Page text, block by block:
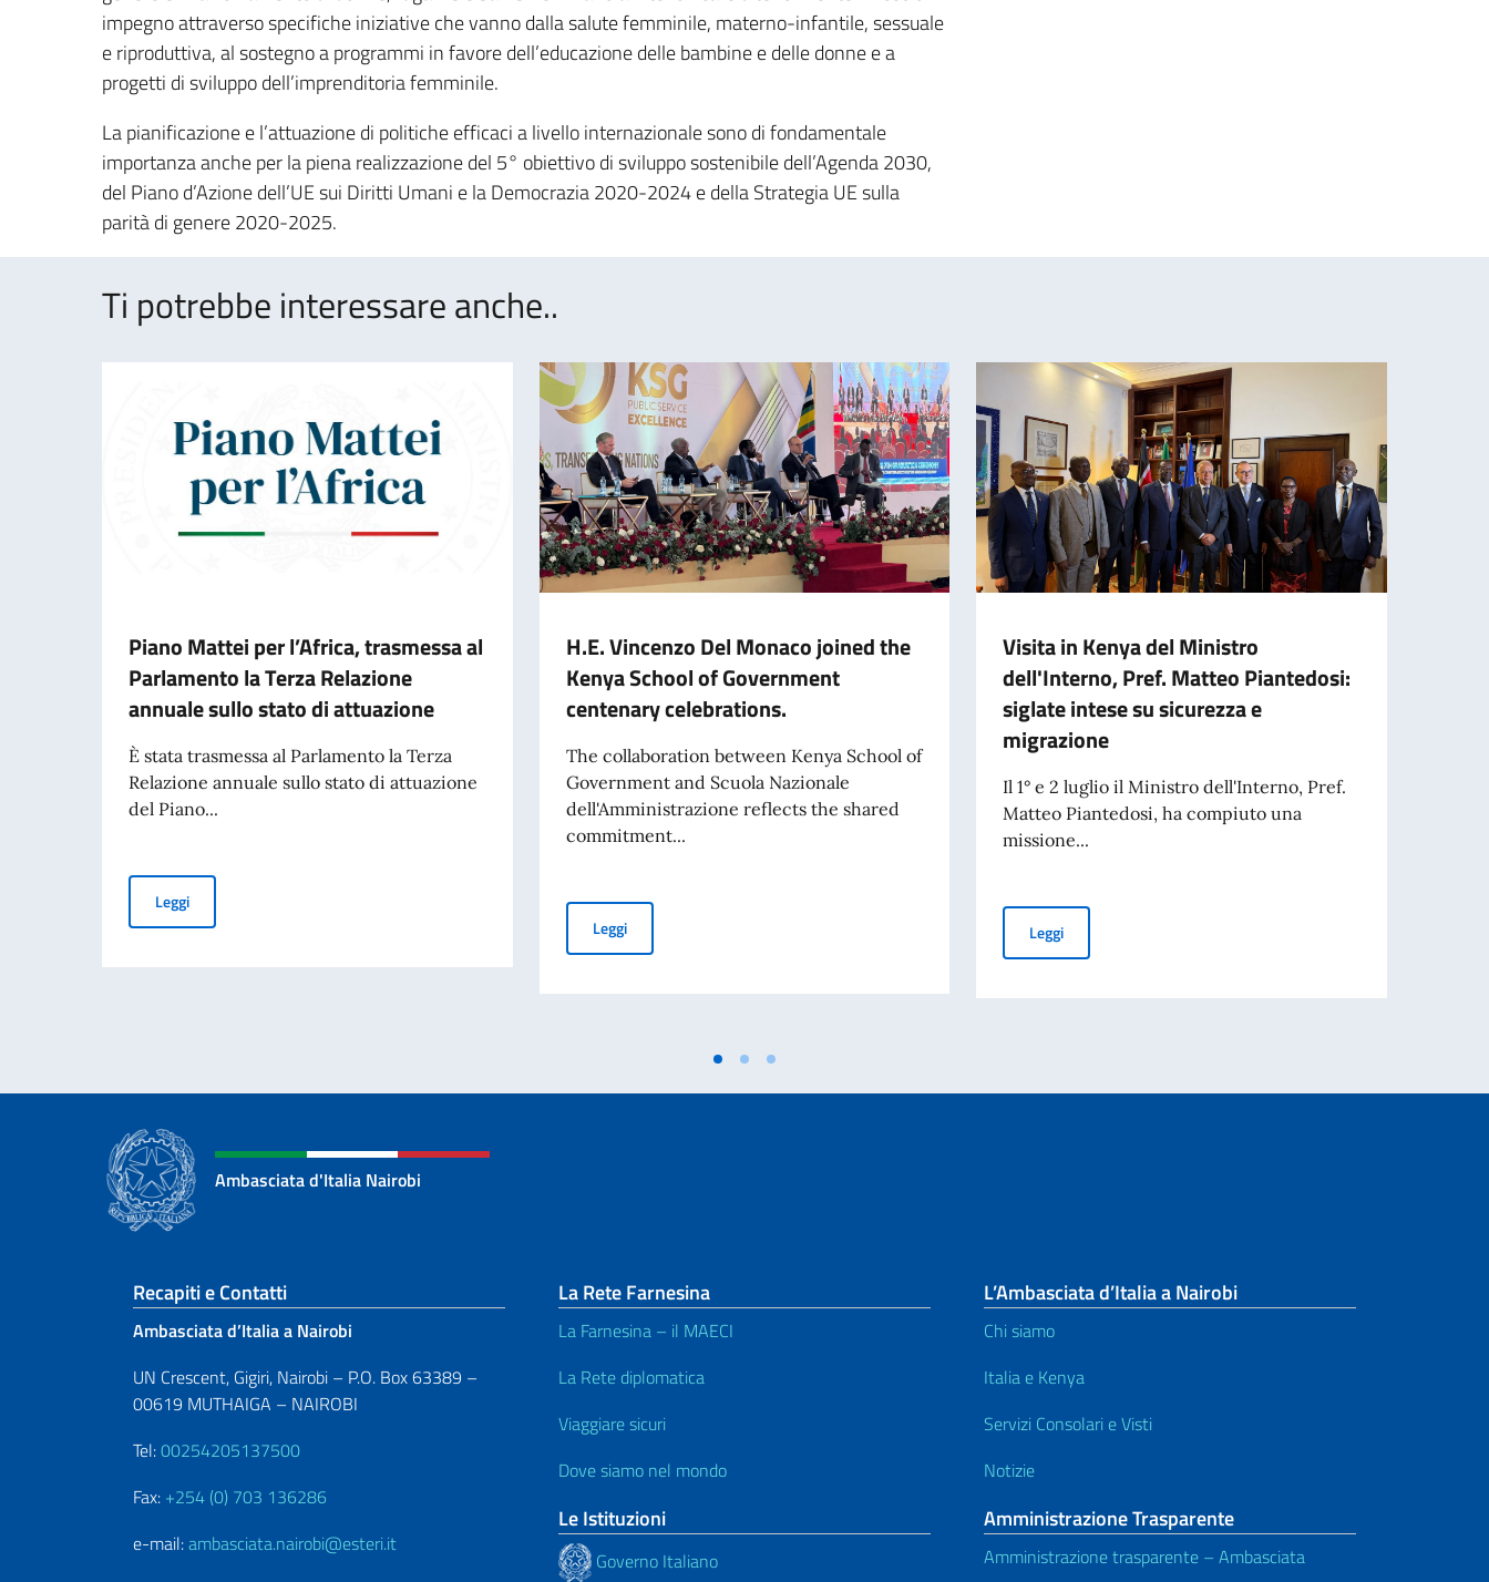
impegno attraverso specifiche iniziative che vanno dalla salute femminile, materno-infantile, sessuale
e riproduttiva, al sostegno a programmi in favore dell’educazione delle bambine e delle donne e a
progetti di sviluppo dell’imprenditoria femminile.
La pianificazione e l’attuazione di politiche efficaci a livello internazionale sono di fondamentale
importanza anche per la piena realizzazione del 5° obiettivo di sviluppo sostenibile dell’Agenda 2030,
del Piano d’Azione dell’UE sui Diritti Umani e la Democrazia 2020-2024 e della Strategia UE sulla
parità di genere 2020-2025.
Ti potrebbe interessare anche..
Piano Mattei per l’Africa, trasmessa al
Parlamento la Terza Relazione
annuale sullo stato di attuazione
È stata trasmessa al Parlamento la Terza
Relazione annuale sullo stato di attuazione
del Piano...
LeggiPiano Mattei per l’Africa, trasmessa al Parlamento la Terza Relazione annuale sullo stato di attuazione
H.E. Vincenzo Del Monaco joined the
Kenya School of Government
centenary celebrations.
The collaboration between Kenya School of
Government and Scuola Nazionale
dell'Amministrazione reflects the shared
commitment...
LeggiH.E. Vincenzo Del Monaco joined the Kenya School of Government centenary celebrations.
Visita in Kenya del Ministro
dell'Interno, Pref. Matteo Piantedosi:
siglate intese su sicurezza e
migrazione
Il 1° e 2 luglio il Ministro dell'Interno, Pref.
Matteo Piantedosi, ha compiuto una
missione...
LeggiVisita in Kenya del Ministro dell'Interno, Pref. Matteo
Ambasciata d'Italia Nairobi
Sezione footer
Recapiti e Contatti
Ambasciata d’Italia a Nairobi
UN Crescent, Gigiri, Nairobi – P.O. Box 63389 –
00619 MUTHAIGA – NAIROBI
Tel:00254205137500
Fax: +254 (0) 703 136286
e-mail:ambasciata.nairobi@esteri.it
La Rete Farnesina
La Farnesina – il MAECI
La Rete diplomatica
Viaggiare sicuri
Dove siamo nel mondo
Le Istituzioni
Governo Italiano
L’Ambasciata d’Italia a Nairobi
Chi siamo
Italia e Kenya
Servizi Consolari e Visti
Notizie
Amministrazione Trasparente
Amministrazione trasparente – Ambasciata